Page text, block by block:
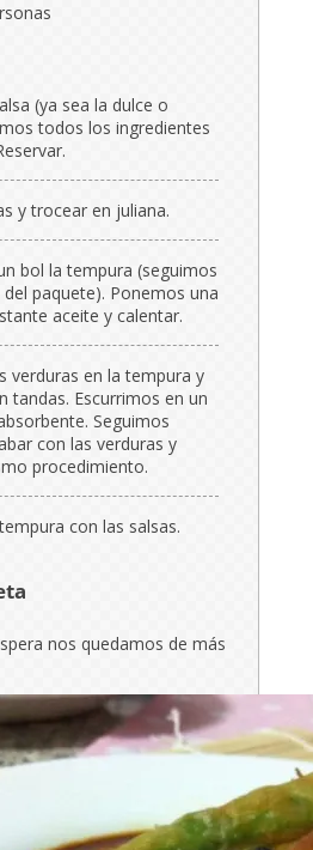
(ya sea la dulce o
todos los ingredientes
y trocear en juliana.
bol la tempura (seguimos
paquete). Ponemos una
aceite y calentar.
verduras en la tempura y
tandas. Escurrimos en un
Seguimos
con las verduras y
procedimiento.
con las salsas.
nos quedamos de más